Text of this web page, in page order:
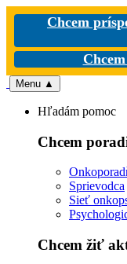
Chcem
Menu ▲
Hľadám pomoc
Chcem
Sprievodca
Sieť
Chcem žiť